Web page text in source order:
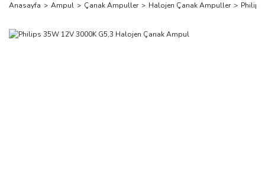
Anasayfa Ampul Çanak Ampuller Halojen Çanak Ampuller